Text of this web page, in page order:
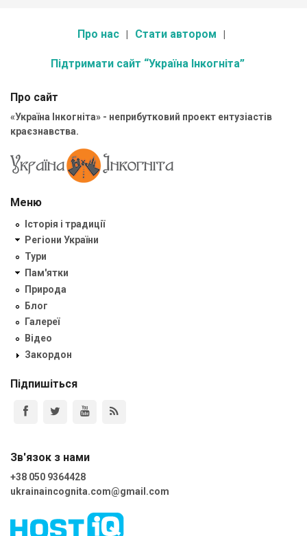
Про нас Стати автором
Підтримати сайт “Україна Інкогніта”
Про сайт
«Україна Інкогніта» - неприбутковий проект ентузіастів
краєзнавства.
Меню
Історія і традиції
Регіони України
Тури
Пам'ятки
Природа
Блог
Галереї
Відео
Закордон
Підпишіться
Зв'язок з нами
+38 050 9364428
ukrainaincognita.com@gmail.com